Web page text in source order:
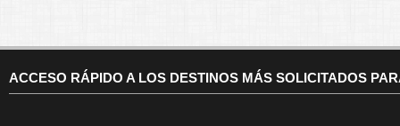
ACCESO RÁPIDO A LOS DESTINOS MÁS SOLICITADOS